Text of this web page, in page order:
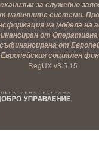
за служебно
наличните системи.
на модела на
от Оперативна
от
Европейския социален
RegUX v3.5.15